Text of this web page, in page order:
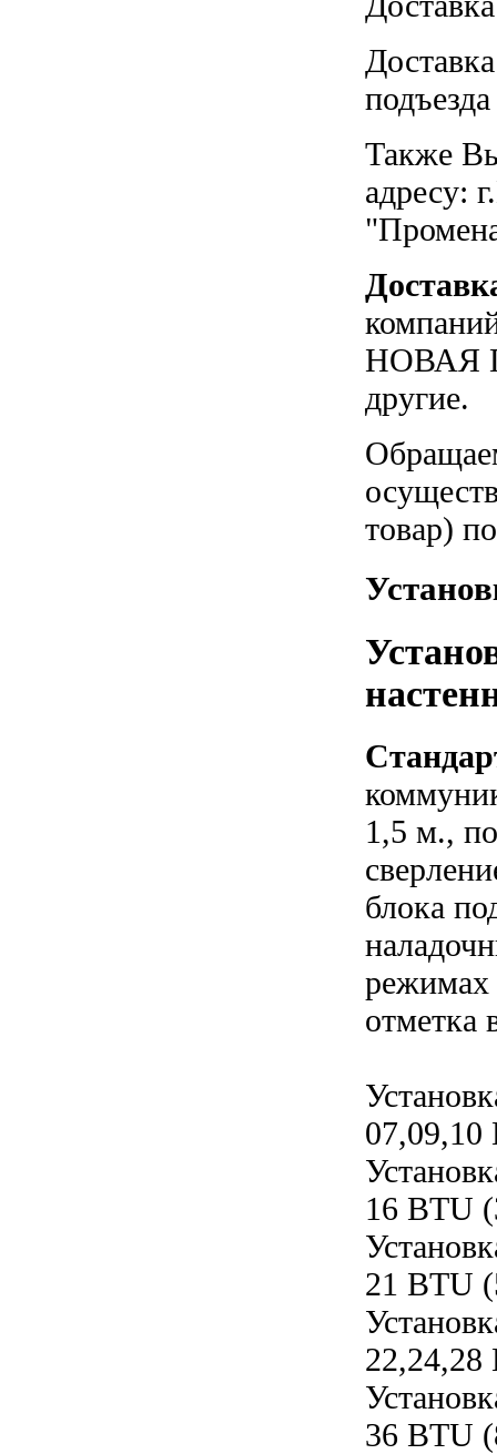
Также
адресу:
НОВАЯ
другие.
товар)
1,5 м.,
блока
режимах
отметка
16 BTU
21 BTU
36 BTU